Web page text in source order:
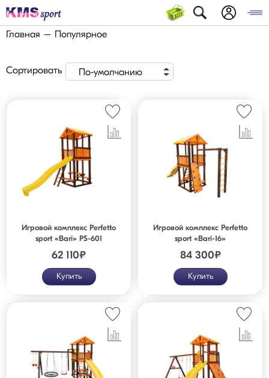
Главная Популярное
Сортировать По-умолчанию
Игровой комплекс Perfetto
sport «Bari» PS-601
62 110₽
Купить
Игровой комплекс Perfetto
sport «Bari-16»
84 300₽
Купить